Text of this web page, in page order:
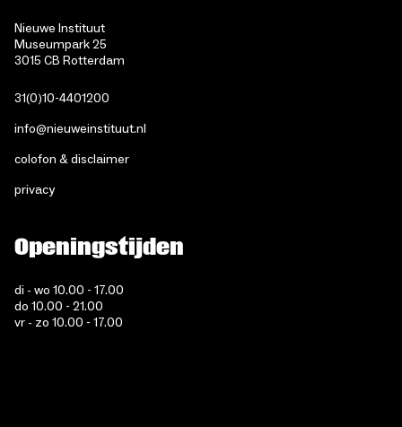
Nieuwe Instituut
Museumpark 25
3015 CB Rotterdam
31(0)10-4401200
info@nieuweinstituut.nl
colofon & disclaimer
privacy
Openingstijden
di - wo 10.00 - 17.00
do 10.00 - 21.00
vr - zo 10.00 - 17.00